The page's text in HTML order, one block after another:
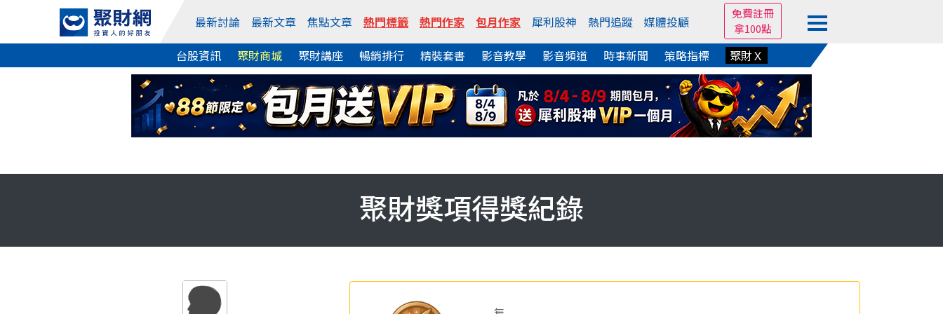
最新討論 最新文章 焦點文章 熱門標籤 熱門作家 包月作家 犀利股神 熱門追蹤 媒體投顧
免費註冊
拿100點
台股資訊 聚財商城 聚財講座 暢銷排行 精裝套書 影音教學 影音頻道 時事新聞 策略指標 聚財Ｘ
聚財獎項得獎紀錄